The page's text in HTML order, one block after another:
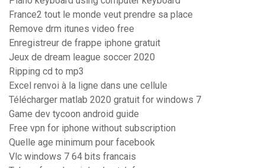
France2 tout le monde veut prendre sa place
Remove drm itunes video free
Enregistreur de frappe iphone gratuit
Jeux de dream league soccer 2020
Ripping cd to mp3
Excel renvoi à la ligne dans une cellule
Télécharger matlab 2020 gratuit for windows 7
Game dev tycoon android guide
Free vpn for iphone without subscription
Quelle age minimum pour facebook
Vlc windows 7 64 bits francais